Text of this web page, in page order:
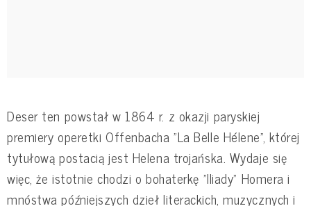
Deser ten powstał w 1864 r. z okazji paryskiej
premiery operetki Offenbacha "La Belle Hélene", której
tytułową postacią jest Helena trojańska. Wydaje się
więc, że istotnie chodzi o bohaterkę "Iliady" Homera i
mnóstwa późniejszych dzieł literackich, muzycznych i